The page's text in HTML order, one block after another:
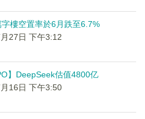
樓空置率於6月跌至6.7%
27日 下午3:12
】DeepSeek估值4800亿
16日 下午3:50